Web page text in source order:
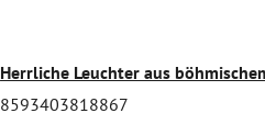
Herrliche Leuchter aus
8593403818867